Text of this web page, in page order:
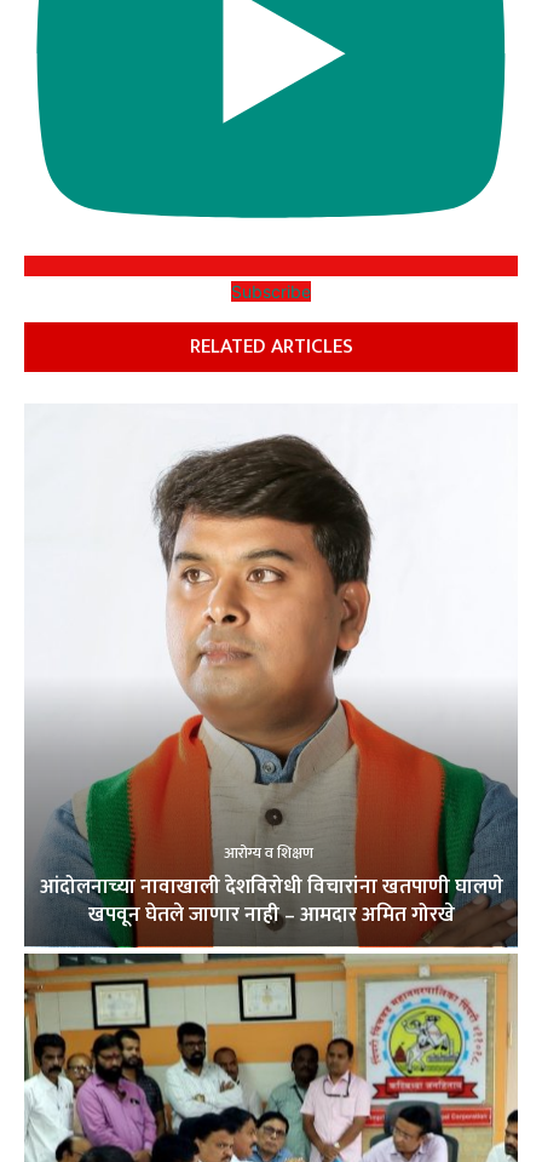
Subscribe
RELATED ARTICLES
आरोग्य व शिक्षण
आंदोलनाच्या नावाखाली देशविरोधी विचारांना खतपाणी घालणे
खपवून घेतले जाणार नाही – आमदार अमित गोरखे